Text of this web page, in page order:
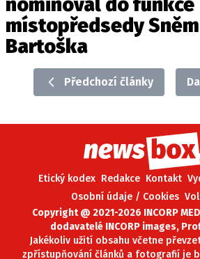
nominoval do funkce
místopředsedy
Bartoška
Předchozí články
Etický kodex Redakce Kontakt
Osobní údaje / Cookies
Copyright @ 2021-2026 INCORP
dodavatelé INCORP images,
Jakékoliv užití obsahu včetne
zpřístupňování článků a fotografií je